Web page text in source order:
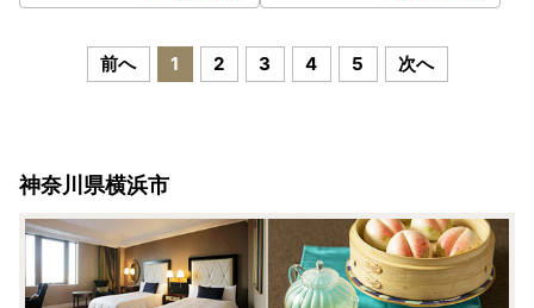
前へ 1 2 3 4 5 次へ
神奈川県横浜市